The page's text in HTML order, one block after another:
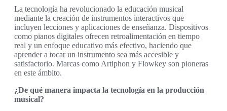
La tecnología ha revolucionado la educación musical
mediante la creación de instrumentos interactivos que
incluyen lecciones y aplicaciones de enseñanza. Dispositivos
como pianos digitales ofrecen retroalimentación en tiempo
real y un enfoque educativo más efectivo, haciendo que
aprender a tocar un instrumento sea más accesible y
satisfactorio. Marcas como Artiphon y Flowkey son pioneras
en este ámbito.
¿De qué manera impacta la tecnología en la producción
musical?